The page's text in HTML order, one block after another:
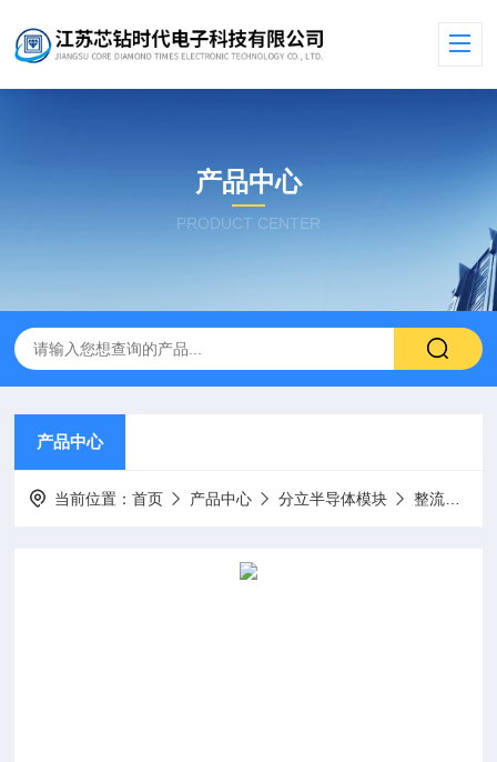
产品中心
PRODUCT CENTER
产品中心
当前位置：首页 产品中心 分立半导体模块 整流桥模块